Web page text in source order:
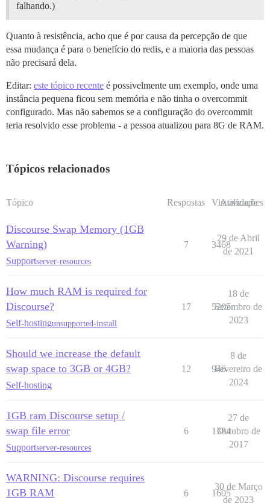
falhando.)
Quanto à resistência, acho que é por causa da percepção de que
essa mudança é para o benefício do redis, e a maioria das pessoas
não precisará dela.
Editar: este tópico recente é possivelmente um exemplo, onde uma
instância pequena ficou sem memória e não tinha o overcommit
configurado. Mas não sabemos se a configuração do overcommit
teria resolvido esse problema - a pessoa atualizou para 8G de RAM.
Tópicos relacionados
Tópico Respostas Visualizações
Atividade
Discourse Swap Memory (1GB
Warning)
Supportserver-resources
7 3468
29 de Abril
de 2021
How much RAM is required for
Discourse?
Self-hostingunsupported-install
17 5205
18 de
Setembro de
2023
Should we increase the default
swap space to 3GB or 4GB?
Self-hosting
12 946
8 de
Fevereiro de
2024
1GB ram Discourse setup /
swap file error
Supportserver-resources
6 1384
27 de
Outubro de
2017
WARNING: Discourse requires
1GB RAM
6 1605
30 de Março
de 2023